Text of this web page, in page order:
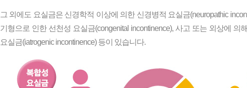
그 외에도 요실금은 신경학적 이상에 의한 신경병적 요실금(neuropathic
기형으로 인한 선천성 요실금(congenital incontinence), 사고 또는 외상에 의
요실금(iatrogenic incontinence) 등이 있습니다.